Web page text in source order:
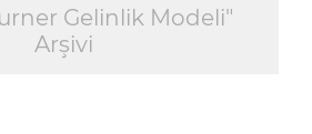
Gelinlik Modeli"
Arşivi